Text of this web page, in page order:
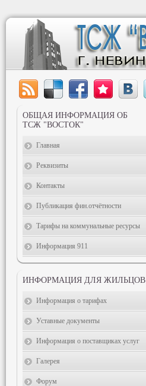
ОБЩАЯ ИНФОРМАЦИЯ ОБ
ТСЖ "ВОСТОК"
Главная
Реквизиты
Контакты
Публикация фин.отчётности
Тарифы на коммунальные ресурсы
Информация 911
ИНФОРМАЦИЯ ДЛЯ ЖИЛЬЦОВ
Информация о тарифах
Уставные документы
Информация о поставщиках услуг
Галерея
Форум